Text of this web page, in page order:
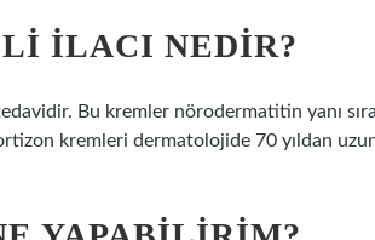
ILACI NEDIR?
Bu kremler nörodermatitin yanı
kremleri dermatolojide 70 yıldan